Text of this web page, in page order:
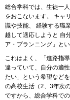
総合学科では、生徒一
をおこないます。 キャ
識や技能、 経験する職
越して適応しようと 自
ア・プランニング」とい
これはよく、「進路指
違っていて、自分の適
たい」という希望など
の高校生活（2、3年次
ですから、総合学科で